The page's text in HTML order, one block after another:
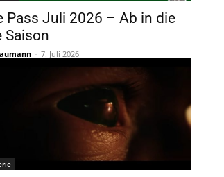
Pass Juli 2026 – Ab in die
Saison
- 7. Juli 2026